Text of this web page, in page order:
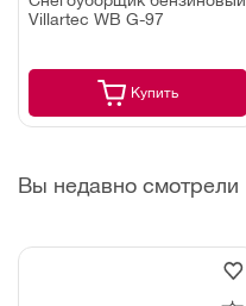
Villartec WB G-97
Купить
Вы недавно смотрели